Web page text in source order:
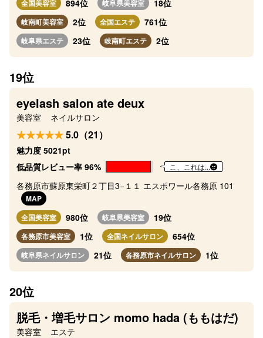
全国美容室
894位 岐阜県美容室 18位
岐南町美容室 2位 全国エステ 761位
岐阜県エステ 23位 岐南町エステ 2位
19位
eyelash salon ate deux
美容室 ネイルサロン
5.0（21）
魅力度 5021pt
低品質レビュー率 96%
こ、これは...
各務原市蘇原東栄町２丁目3−１１ エスポワール各務原 101
MAP
全国美容室
980位 岐阜県美容室 19位
各務原市美容室 1位 全国ネイルサロン 654位
岐阜県ネイルサロン 21位 各務原市ネイルサロン 1位
20位
脱毛・増毛サロン momo hada (ももはだ)
美容室 エステ